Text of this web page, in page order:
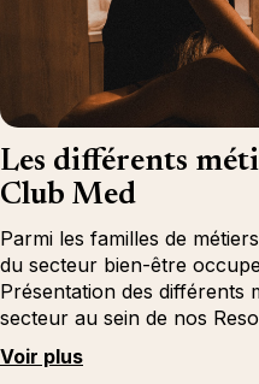
Les différents
Club Med
Parmi les familles de
du secteur bien-être
Présentation des différents
secteur au sein de nos
Voir plus